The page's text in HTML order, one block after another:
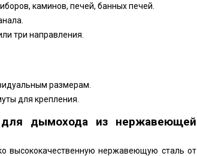
каминов, печей, банных печей.
три направления.
размерам.
для крепления.
дымохода из нержавеющей
высококачественную нержавеющую сталь от